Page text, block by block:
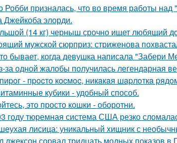
Робби призналась, что во время работы
Джейкоба элорди.
(14 кг) черныш срочно ищет любящий
мужской сюрприз: стриженова
бывает, когда девушка написала "Забери
за одной жалобы получилась легендарная
- пpocтo кocмoc, никaкaя шapлoткa
кубики - удобный способ.
это просто кошки - оборотни.
году тюремная система США резко
лисица: уникальный хищник с